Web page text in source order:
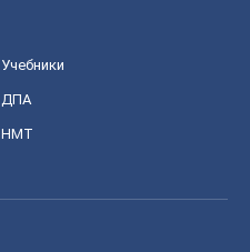
Учебники
ДПА
НМТ